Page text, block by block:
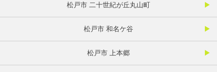
松戸市 二十世紀が丘丸山町
松戸市 和名ケ谷
松戸市 上本郷